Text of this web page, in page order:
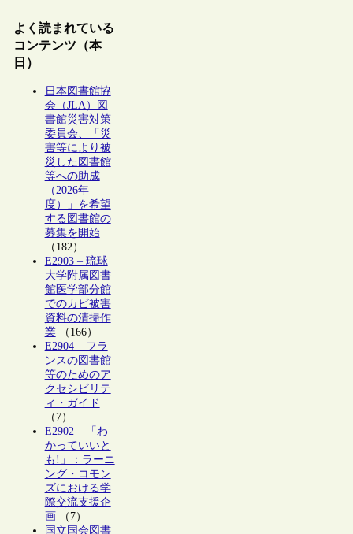
よく読まれている
コンテンツ（本
日）
日本図書館協
会（JLA）図
書館災害対策
委員会、「災
害等により被
災した図書館
等への助成
（2026年
度）」を希望
する図書館の
募集を開始
（182）
E2903 – 琉球
大学附属図書
館医学部分館
でのカビ被害
資料の清掃作
業（166）
E2904 – フラ
ンスの図書館
等のためのア
クセシビリテ
ィ・ガイド
（7）
E2902 – 「わ
かっていいと
も!」：ラーニ
ング・コモン
ズにおける学
際交流支援企
画 （7）
国立国会図書